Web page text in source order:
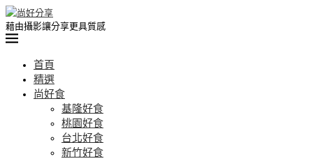
藉由攝影讓分享更具質感
首頁
精選
尚好食
基隆好食
桃園好食
台北好食
新竹好食